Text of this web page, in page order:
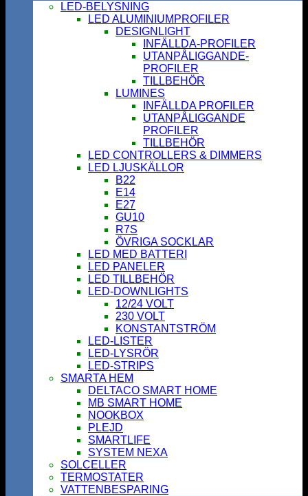
LED-BELYSNING
LED ALUMINIUMPROFILER
DESIGNLIGHT
INFÄLLDA-PROFILER
UTANPÅLIGGANDE-
PROFILER
TILLBEHÖR
LUMINES
INFÄLLDA PROFILER
UTANPÅLIGGANDE
PROFILER
TILLBEHÖR
LED CONTROLLERS & DIMMERS
LED LJUSKÄLLOR
B22
E14
E27
GU10
R7S
ÖVRIGA SOCKLAR
LED MED BATTERI
LED PANELER
LED TILLBEHÖR
LED-DOWNLIGHTS
12/24 VOLT
230 VOLT
KONSTANTSTRÖM
LED-LISTER
LED-LYSRÖR
LED-STRIPS
SMARTA HEM
DELTACO SMART HOME
MB SMART HOME
NOOKBOX
PLEJD
SMARTLIFE
SYSTEM NEXA
SOLCELLER
TERMOSTATER
VATTENBESPARING